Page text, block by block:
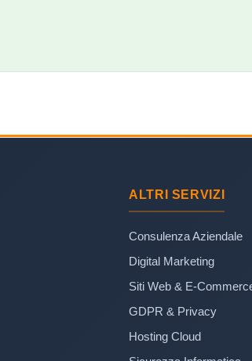
ALTRI SERVIZI
Consulenza Aziendale
Digital Marketing
Siti Web & E-
GDPR & Privacy
Hosting Cloud